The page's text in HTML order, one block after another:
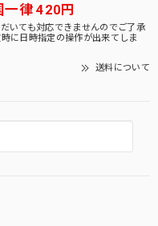
一律 420円
いても対応できませんのでご了承
に日時指定の操作が出来てしま
送料について